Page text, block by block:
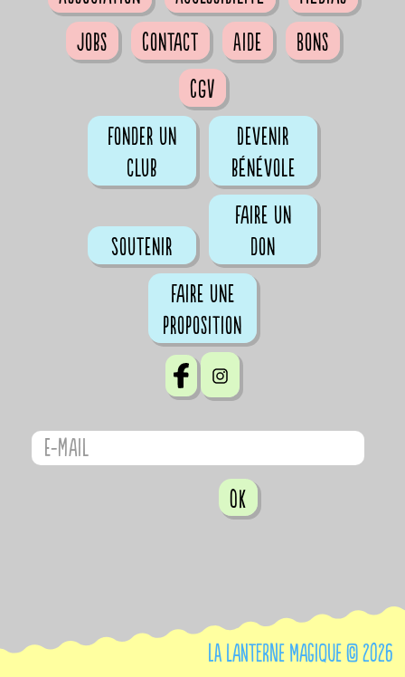
Jobs
Contact Aide
Bons
CGV
Fonder un
club
Devenir
bénévole
Soutenir
Faire un
don
Faire une
proposition
OK